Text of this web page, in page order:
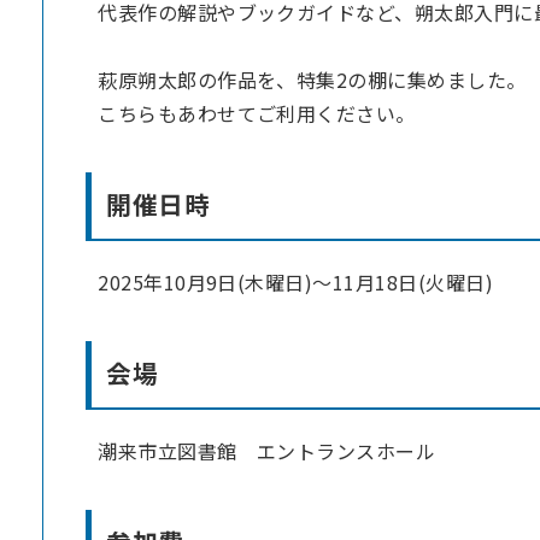
代表作の解説やブックガイドなど、朔太郎⼊⾨に
萩原朔太郎の作品を、特集2の棚に集めました。
こちらもあわせてご利用ください。
開催日時
2025年10月9日(木曜日)～11月18日(火曜日)
会場
潮来市立図書館 エントランスホール